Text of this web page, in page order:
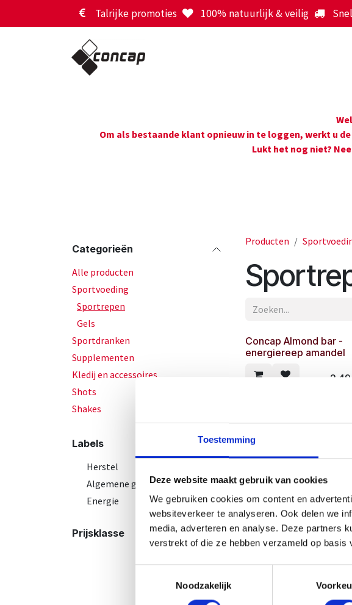
Toestemming
Deze website maakt gebruik van cookies
We gebruiken cookies om content en
websiteverkeer te analyseren. Ook delen we
media, adverteren en analyse. Deze partners
verstrekt of die ze hebben verzameld op basis
Noodzakelijk
Overslaan naar inhoud Talrijke promoties 100% natuurlijk & veilig
Om als bestaande klant opnieuw in te loggen, werkt u
Lukt het nog niet?
Categorieën
Alle producten
Sportvoeding
Sportrepen
Gels
Sportdranken
Supplementen
Kledij en accessoires
Shots
Shakes
Labels
Herstel
Algemene gezondheid
Energie
Prijsklasse
Producten
Concap Almond bar -
energiereep amandel
2,49
2,20
Concap Fruity bar
1,75
bar banana crisps